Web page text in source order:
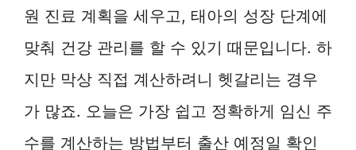
원 진료 계획을 세우고, 태아의 성장 단계에
맞춰 건강 관리를 할 수 있기 때문입니다. 하
지만 막상 직접 계산하려니 헷갈리는 경우
가 많죠. 오늘은 가장 쉽고 정확하게 임신 주
수를 계산하는 방법부터 출산 예정일 확인